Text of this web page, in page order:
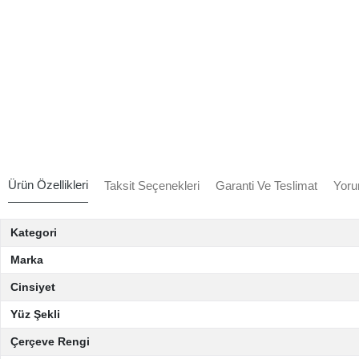
Ürün Özellikleri Taksit Seçenekleri Garanti Ve Teslimat
Kategori
Marka
Cinsiyet
Yüz Şekli
Çerçeve Rengi